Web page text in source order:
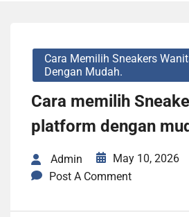
Cara Memilih Sneakers
Dengan Mudah.
Cara memilih
platform dengan
Admin
May 10, 2026
Post A Comment